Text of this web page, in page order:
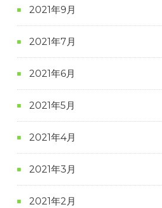
2021年9月
2021年7月
2021年6月
2021年5月
2021年4月
2021年3月
2021年2月